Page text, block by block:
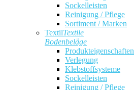
Sockelleisten
Reinigung / Pflege
Sortiment / Marken
TextilTextile
Bodenbeläge
Produkteigenschaften
Verlegung
Klebstoffsysteme
Sockelleisten
Reinigung / Pflege